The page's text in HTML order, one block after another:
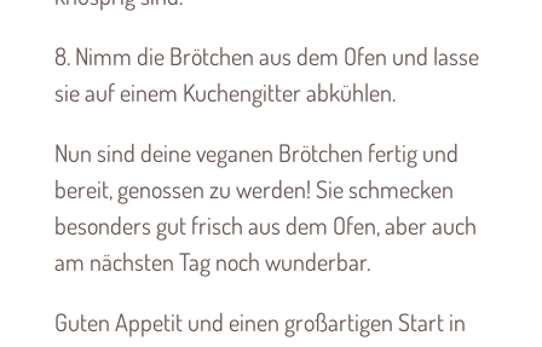
8. Nimm die Brötchen aus dem Ofen und lasse
sie auf einem Kuchengitter abkühlen.
Nun sind deine veganen Brötchen fertig und
bereit, genossen zu werden! Sie schmecken
besonders gut frisch aus dem Ofen, aber auch
am nächsten Tag noch wunderbar.
Guten Appetit und einen großartigen Start in